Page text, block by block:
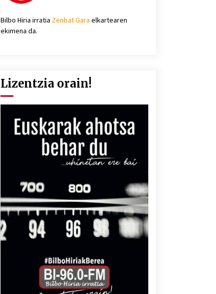
Bilbo Hiria irratia Zenbat Gara elkartearen
ekimena da.
Lizentzia orain!